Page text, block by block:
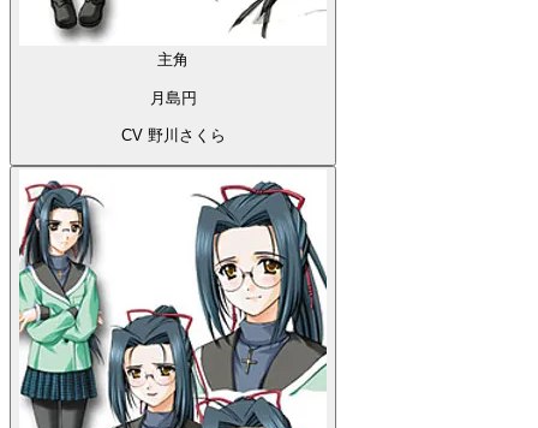
主角
月島円
CV 野川さくら